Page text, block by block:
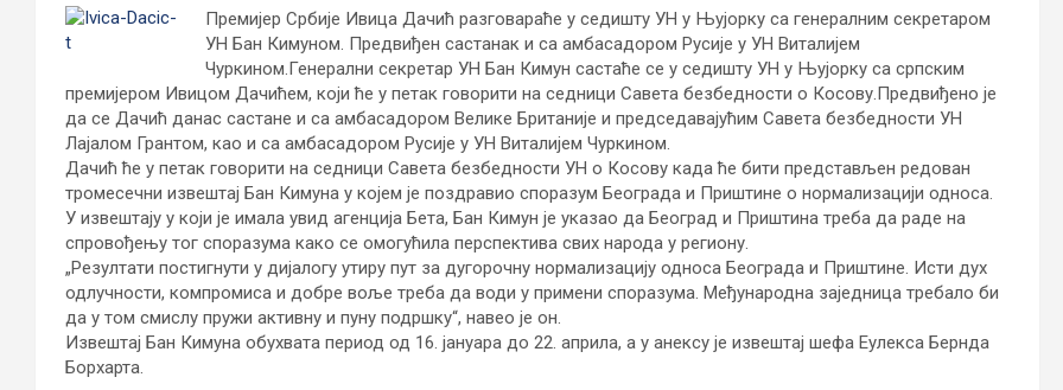
Премијер Србије Ивица Дачић разговараће у седишту УН у Њујорку са генералним секретаром
УН Бан Кимуном. Предвиђен састанак и са амбасадором Русије у УН Виталијем
Чуркином.Генерални секретар УН Бан Кимун састаће се у седишту УН у Њујорку са српским
премијером Ивицом Дачићем, који ће у петак говорити на седници Савета безбедности о Косову.Предвиђено је
да се Дачић данас састане и са амбасадором Велике Британије и председавајућим Савета безбедности УН
Лајалом Грантом, као и са амбасадором Русије у УН Виталијем Чуркином.
Дачић ће у петак говорити на седници Савета безбедности УН о Косову када ће бити представљен редован
тромесечни извештај Бан Кимуна у којем је поздравио споразум Београда и Приштине о нормализацији односа.
У извештају у који је имала увид агенција Бета, Бан Кимун је указао да Београд и Приштина треба да раде на
спровођењу тог споразума како се омогућила перспектива свих народа у региону.
„Резултати постигнути у дијалогу утиру пут за дугорочну нормализацију односа Београда и Приштине. Исти дух
одлучности, компромиса и добре воље треба да води у примени споразума. Међународна заједница требало би
да у том смислу пружи активну и пуну подршку“, навео је он.
Извештај Бан Кимуна обухвата период од 16. јануара до 22. априла, а у анексу је извештај шефа Еулекса Бернда
Борхарта.